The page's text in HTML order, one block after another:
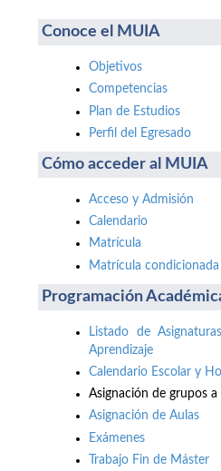
Conoce el MUIA
Objetivos
Competencias
Plan de Estudios
Perfil del Egresado
Cómo acceder al MUIA
Acceso y Admisión
Calendario
Matrícula
Matrícula
Programación
Listado de
Aprendizaje
Calendario Escolar y
Asignación de grupos
Asignación de Aulas
Exámenes
Trabajo Fin de Máster